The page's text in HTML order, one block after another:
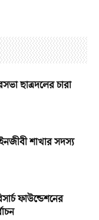
ছাত্রদলের চারা
শাখার সদস্য
ফাউন্ডেশনের